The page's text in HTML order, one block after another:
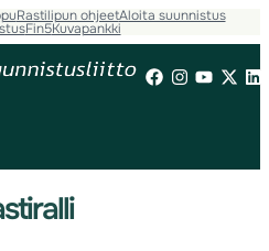
Rastilipun ohjeetAloita suunnistus
Fin5Kuvapankki